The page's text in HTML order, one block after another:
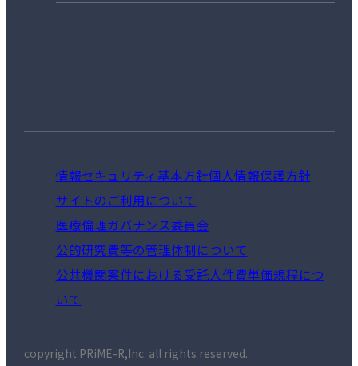
情報セキュリティ基本方針個人情報保護方針
サイトのご利用について
医療倫理ガバナンス委員会
公的研究費等の管理体制について
公共機関案件における受託人件費単価規程につ
いて
copyright PRiME-R,Inc. all rights reserved.